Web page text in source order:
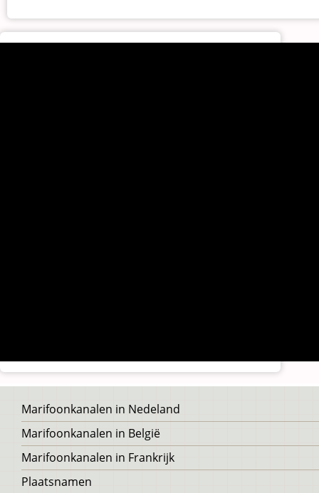
Voet
Marifoonkanalen in Nedeland
Marifoonkanalen in België
Marifoonkanalen in Frankrijk
Plaatsnamen